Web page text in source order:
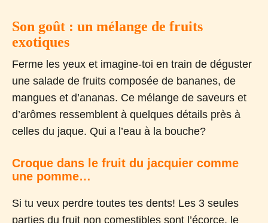
Son goût : un mélange de fruits
exotiques
Ferme les yeux et imagine-toi en train de déguster
une salade de fruits composée de bananes, de
mangues et d’ananas. Ce mélange de saveurs et
d’arômes ressemblent à quelques détails près à
celles du jaque. Qui a l’eau à la bouche?
Croque dans le fruit du jacquier comme
une pomme…
Si tu veux perdre toutes tes dents! Les 3 seules
parties du fruit non comestibles sont l’écorce, le